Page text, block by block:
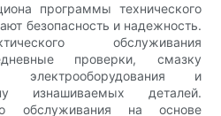
программы технического
безопасность и надежность.
обслуживания
проверки, смазку
электрооборудования и
изнашиваемых деталей.
обслуживания на основе